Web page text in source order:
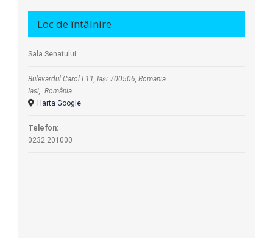
Loc de întâlnire
Sala Senatului
Bulevardul Carol I 11, Iași 700506, Romania
Iasi, România
Harta Google
Telefon:
0232 201000